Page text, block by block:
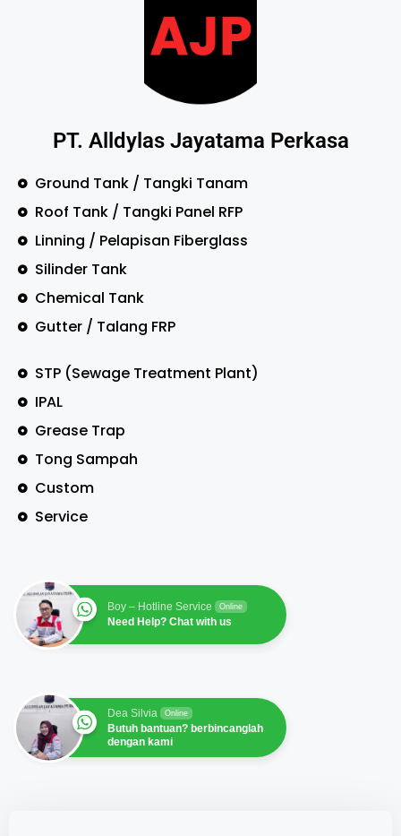
PT. Alldylas Jayatama Perkasa
Ground Tank / Tangki Tanam
Roof Tank / Tangki Panel RFP
Linning / Pelapisan Fiberglass
Silinder Tank
Chemical Tank
Gutter / Talang FRP
STP (Sewage Treatment Plant)
IPAL
Grease Trap
Tong Sampah
Custom
Service
Boy – Hotline Service Online
Need Help? Chat with us
Dea Silvia Online
Butuh bantuan? berbincanglah
dengan kami